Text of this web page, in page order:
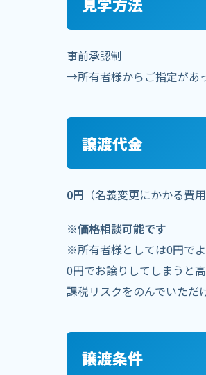
事前承認制
→所有者様からご指定があ
譲渡代金
0円 （名義変更にかかる費
※価格相談可能です
※所有者様としては0円で
0円でお譲りしてしまうと
課税リスクをのんでいただ
譲渡条件